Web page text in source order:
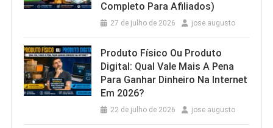
Completo Para Afiliados)
27 de julho de 2026 jose augusto
Produto Físico Ou Produto
Digital: Qual Vale Mais A Pena
Para Ganhar Dinheiro Na Internet
Em 2026?
22 de julho de 2026 jose augusto